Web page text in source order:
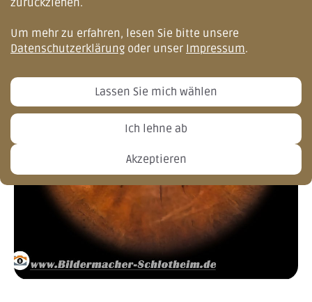
zurückziehen.
Um mehr zu erfahren, lesen Sie bitte unsere
Datenschutzerklärung oder unser Impressum.
Lassen Sie mich wählen
Ich lehne ab
Akzeptieren